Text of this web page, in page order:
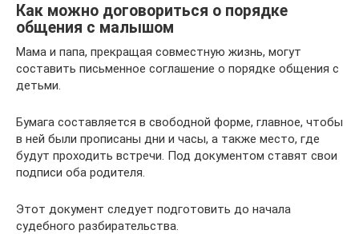
Как можно договориться о порядке
общения с малышом
Мама и папа, прекращая совместную жизнь, могут
составить письменное соглашение о порядке общения с
детьми.
Бумага составляется в свободной форме, главное, чтобы
в ней были прописаны дни и часы, а также место, где
будут проходить встречи. Под документом ставят свои
подписи оба родителя.
Этот документ следует подготовить до начала
судебного разбирательства.